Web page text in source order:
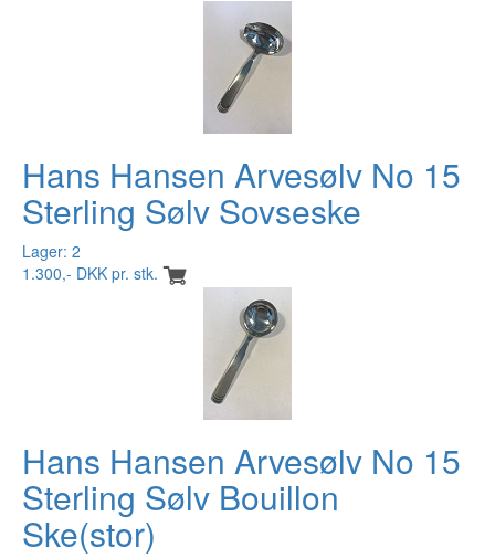
Hans Hansen Arvesølv No 15
Sterling Sølv Sovseske
Lager: 2
1.300,- DKK pr. stk.
Hans Hansen Arvesølv No 15
Sterling Sølv Bouillon
Ske(stor)